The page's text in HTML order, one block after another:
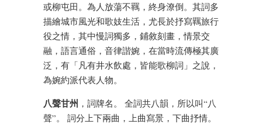
或柳屯田。為人放蕩不羈，終身潦倒。其詞多
描繪城市風光和歌妓生活，尤長於抒寫羈旅行
役之情，其中慢詞獨多，鋪敘刻畫，情景交
融，語言通俗，音律諧婉，在當時流傳極其廣
泛，有「凡有井水飲處，皆能歌柳詞」之說，
為婉約派代表人物。
八聲甘州 ，詞牌名。 全詞共八韻，所以叫“八
聲”。 詞分上下兩曲，上曲寫景，下曲抒情。